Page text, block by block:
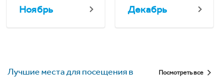
Ноябрь Декабрь
Лучшие места для посещения в
Посмотреть все